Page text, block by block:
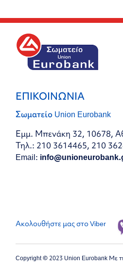
ΕΠΙΚΟΙΝΩΝΙΑ
Σωματείο Union Eurobank
Εμμ. Μπενάκη 32, 10678,
Τηλ.: 210 3614465, 210
Email:
Ακολουθήστε μας στο Viber
Copyright © 2023 Union Eurobank Με